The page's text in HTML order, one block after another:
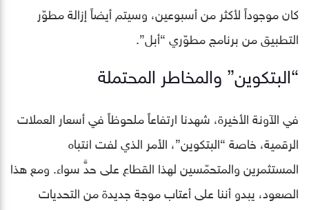
كان موجوداً لأكثر من أسبوعين، وسيتم أيضاً إزالة مطوّر
التطبيق من برنامج مطوّري “أبل”.
“البتكوين” والمخاطر المحتملة
في الآونة الأخيرة، شهدنا ارتفاعاً ملحوظاً في أسعار العملات
الرقمية، خاصة “البتكوين”، الأمر الذي لفت انتباه
المستثمرين والمتحمّسين لهذا القطاع على حدٍّ سواء. ومع هذا
الصعود، يبدو أننا على أعتاب موجة جديدة من التحديات